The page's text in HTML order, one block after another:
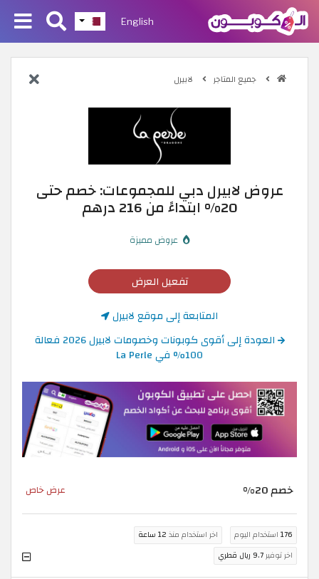
English
جميع المتاجر لابيرل
عروض لابيرل دبي للمجموعات: خصم حتى
20% ابتداءً من 216 درهم
عروض مميزة
تفعيل العرض
المتابعة إلى موقع لابيرل
العودة إلى أقوى كوبونات وخصومات لابيرل 2026 فعالة
100% في La Perle
خصم 20% عرض خاص
176 استخدام اليوم اخر استخدام منذ 12 ساعة
اخر توفير9.7 ريال قطري